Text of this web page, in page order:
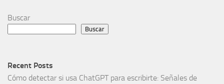
Buscar
Buscar
Recent Posts
Cómo detectar si usa ChatGPT para escribirte: Señales de